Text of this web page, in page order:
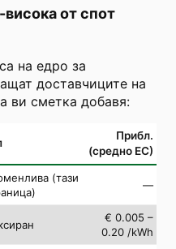
от спот
на едро за
доставчиците на
ви сметка добавя:
Прибл.
(средно ЕС)
(тази
—
€ 0.005 –
0.20 /kWh